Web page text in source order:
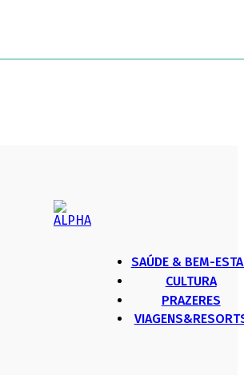
SAÚDE & BEM-
CULTURA
PRAZERES